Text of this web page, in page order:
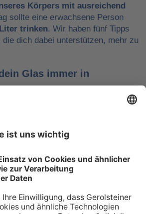
Körpers mit ausreichend
sollte eine erwachsene Person
trinken. Wir haben fünf Tipps
dich dabei unterstützen, mehr zu
Glas immer in
während der Freizeit: Wasser
daran, auch unterwegs immer
zu haben. Kleine PET-Flaschen mit
nach dem Aufstehen
Körper Flüssigkeit. Um gut in